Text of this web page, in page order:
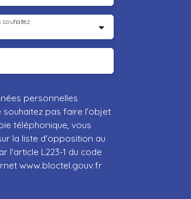
souhaitez
personnelles
souhaitez pas faire l'objet
téléphonique, vous
la liste d'opposition au
l'article L223-1 du code
www.bloctel.gouv.fr